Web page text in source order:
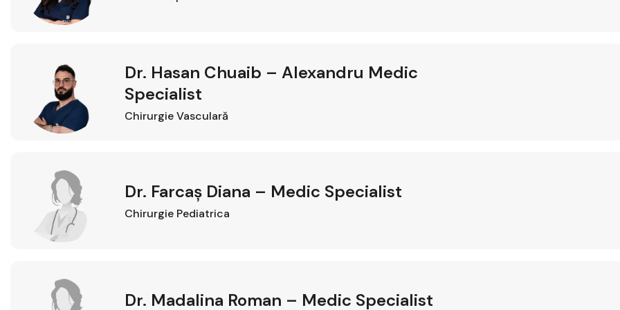
Dr. Hasan Chuaib – Alexandru Medic
Specialist
Chirurgie Vasculară
Dr. Farcaș Diana – Medic Specialist
Chirurgie Pediatrica
Dr. Madalina Roman – Medic Specialist